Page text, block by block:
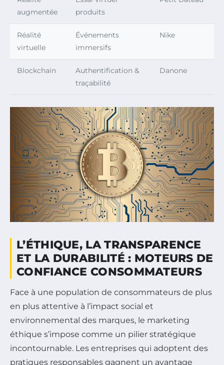
augmentée
produits
Réalité
virtuelle
Événements
immersifs
Nike
Blockchain
Authentification &
traçabilité
Danone
L’ÉTHIQUE, LA TRANSPARENCE
ET LA DURABILITÉ : MOTEURS DE
CONFIANCE CONSOMMATEURS
Face à une population de consommateurs de plus
en plus attentive à l’impact social et
environnemental des marques, le marketing
éthique s’impose comme un pilier stratégique
incontournable. Les entreprises qui adoptent des
pratiques responsables gagnent un avantage